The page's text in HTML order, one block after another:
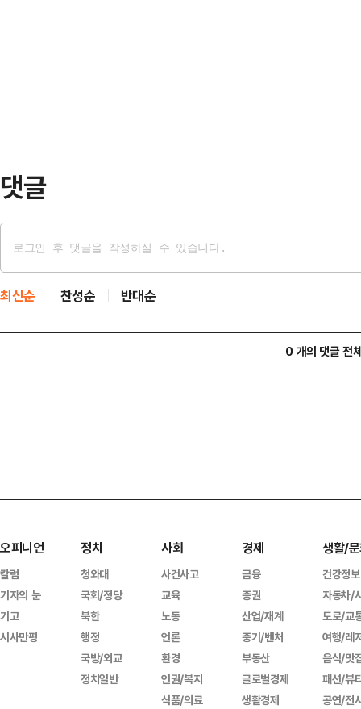
댓글
최신순 찬성순 반대순
0 개의 댓글 전
오피니언
칼럼
기자의 눈
기고
시사만평
정치
청와대
국회/정당
북한
행정
국방/외교
정치일반
사회
사건사고
교육
노동
언론
환경
인권/복지
식품/의료
경제
금융
증권
산업/재계
중기/벤처
부동산
글로벌경제
생활경제
생활/
건강정보
자동차/
도로/교
여행/레
음식/맛
패션/뷰
공연/전